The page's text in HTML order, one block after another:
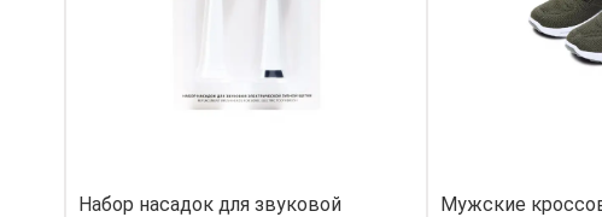
Набор насадок для звуковой
Мужские